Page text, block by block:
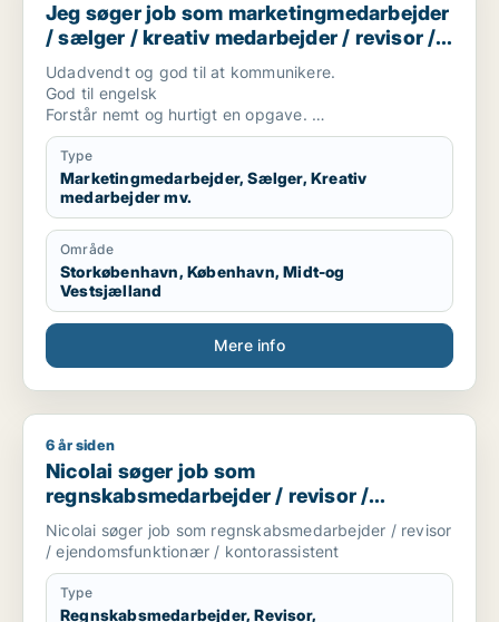
Jeg søger job som marketingmedarbejder
/ sælger / kreativ medarbejder / revisor /
finansmedarbejder
Udadvendt og god til at kommunikere.
God til engelsk
Forstår nemt og hurtigt en opgave.
Positiv.
Engageret og pålidelig.
Type
Marketingmedarbejder, Sælger, Kreativ
medarbejder mv.
Område
Storkøbenhavn, København, Midt-og
Vestsjælland
Mere info
Nicolai søger job som regnskabsmedarbejder / revisor /
6 år siden
Nicolai søger job som
regnskabsmedarbejder / revisor /
ejendomsfunktionær / kontorassistent
Nicolai søger job som regnskabsmedarbejder / revisor
/ ejendomsfunktionær / kontorassistent
Type
Regnskabsmedarbejder, Revisor,